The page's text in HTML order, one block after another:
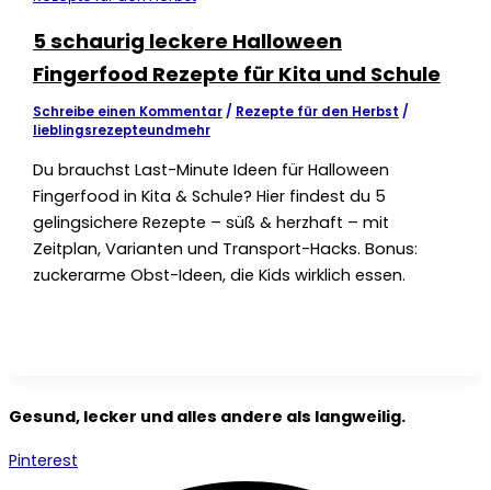
5 schaurig leckere Halloween
Fingerfood Rezepte für Kita und Schule
Schreibe einen Kommentar / Rezepte für den Herbst /
lieblingsrezepteundmehr
Du brauchst Last-Minute Ideen für Halloween
Fingerfood in Kita & Schule? Hier findest du 5
gelingsichere Rezepte – süß & herzhaft – mit
Zeitplan, Varianten und Transport-Hacks. Bonus:
zuckerarme Obst-Ideen, die Kids wirklich essen.
Gesund, lecker und alles andere als langweilig.
Pinterest